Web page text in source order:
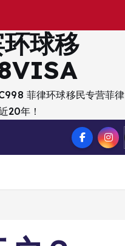
菲律环球移民专营菲律
20年！